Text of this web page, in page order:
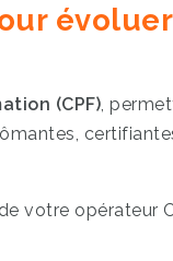
évoluer
(CPF) ,
votre opérateur